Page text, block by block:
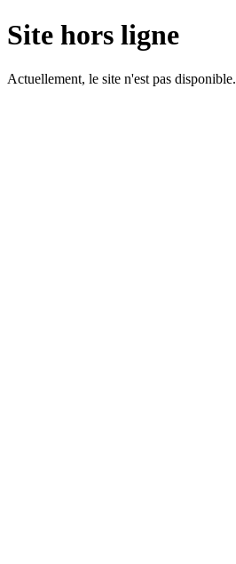
Site hors ligne
Actuellement, le site n'est pas disponible.